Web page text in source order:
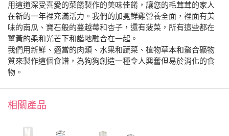
用這道深受喜愛的菜餚製作的美味佳餚，讓您的毛茸茸的家人
在新的一年裡充滿活力。我們的加冕鮮雞營養全面，裡面有美
味的南瓜、寶石般的蔓越莓和杏子，還有菠菜，所有這些都在
薑黃的柔和光芒下和諧地融合在一起。
我們用新鮮、適當的肉類、水果和蔬菜、植物草本和螯合礦物
質來製作這個食譜，為狗狗創造一種令人興奮但易於消化的食
物。
相關產品